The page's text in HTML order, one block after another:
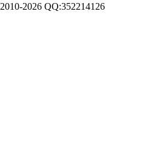
2010-2026 QQ:352214126